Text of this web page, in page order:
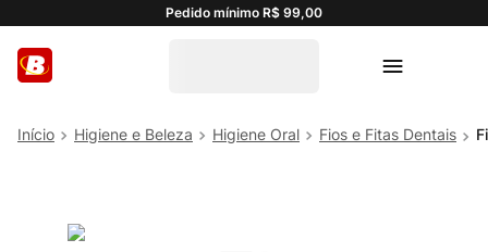
Pedido mínimo R$ 99,00
Higiene e Beleza Higiene Oral Fios e Fitas Dentais